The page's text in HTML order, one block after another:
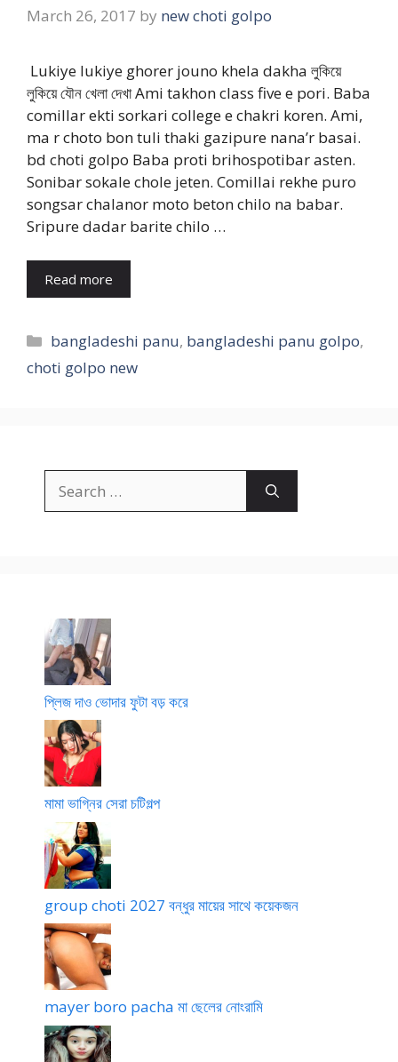
March 26, 2017 by new choti golpo
Lukiye lukiye ghorer jouno khela dakha লুকিয়ে
লুকিয়ে যৌন খেলা দেখা Ami takhon class five e pori. Baba
comillar ekti sorkari college e chakri koren. Ami,
ma r choto bon tuli thaki gazipure nana’r basai.
bd choti golpo Baba proti brihospotibar asten.
Sonibar sokale chole jeten. Comillai rekhe puro
songsar chalanor moto beton chilo na babar.
Sripure dadar barite chilo …
Read more
Categories
bangladeshi panu, bangladeshi panu golpo,
choti golpo new
for:
প্লিজ দাও ভোদার ফুটা বড় করে
মামা ভাগ্নির সেরা চটিগল্প
group choti 2027 বন্ধুর মায়ের সাথে কয়েকজন
mayer boro pacha মা ছেলের নোংরামি